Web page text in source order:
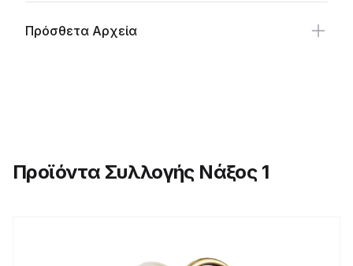
Πρόσθετα Αρχεία
Προϊόντα Συλλογής Νάξος 1